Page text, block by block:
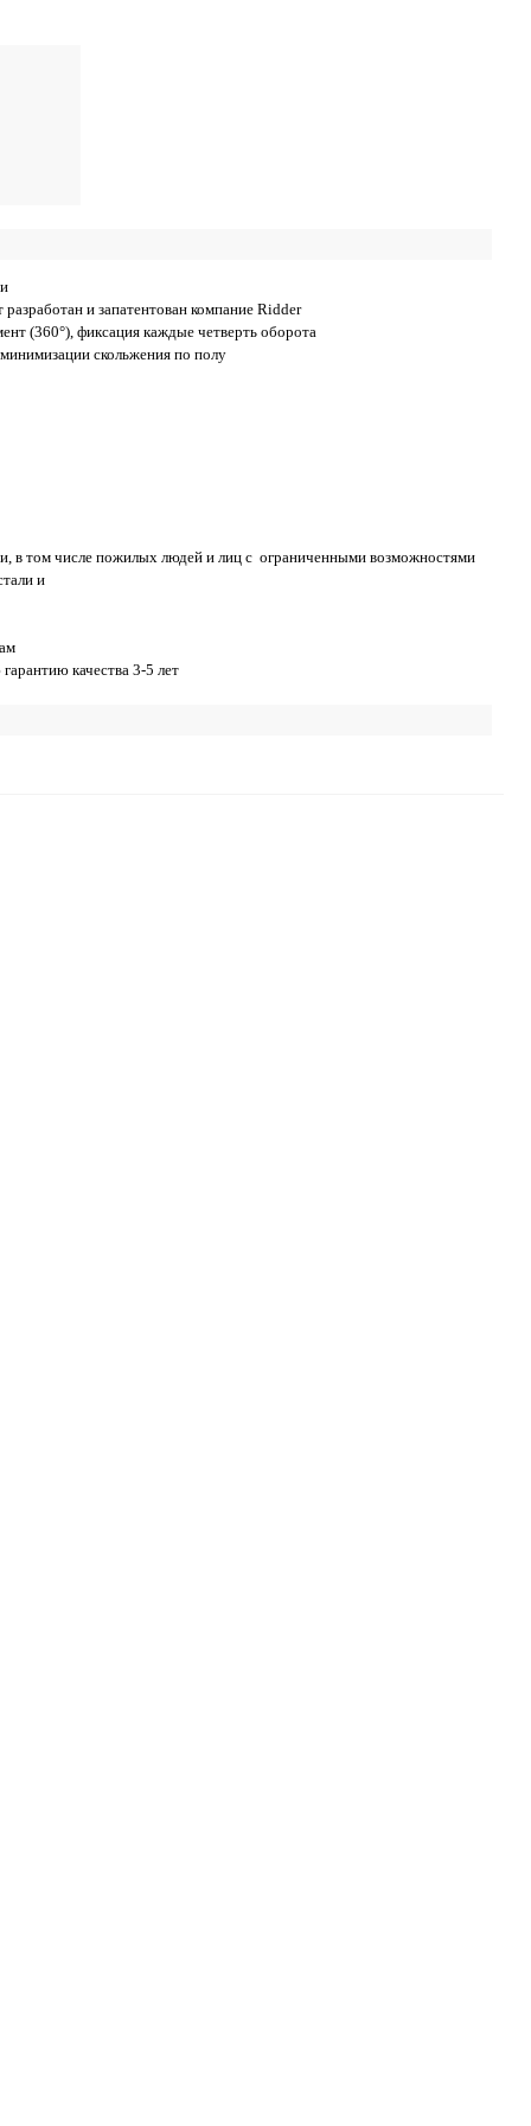
и запатентован компание Ridder
(360°), фиксация каждые четверть оборота
скольжения по полу
в том числе пожилых людей и лиц с ограниченными возможностями
и
качества 3-5 лет